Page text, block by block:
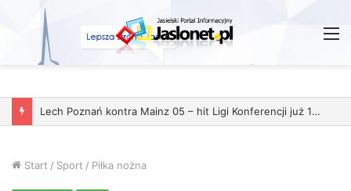
Start / Sport / Piłka nożna